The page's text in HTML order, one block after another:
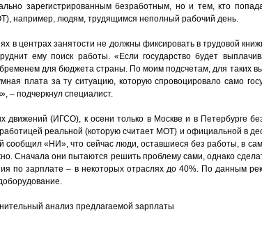
зарегистрированным безработным, но и тем, кто
например, людям, трудящимся неполный рабочий день.
в центрах занятости не должны фиксировать в трудовой
ему поиск работы. «Если государство будет
для бюджета страны. По моим подсчетам, для таких
плата за ту ситуацию, которую спровоцировало само
– подчеркнул специалист.
движений (ИГСО), к осени только в Москве и в Петербурге
реальной (которую считает МОТ) и официальной в
сообщил «НИ», что сейчас люди, оставшиеся без работы, в
Сначала они пытаются решить проблему сами, однако
по зарплате – в некоторых отраслях до 40%. По данным